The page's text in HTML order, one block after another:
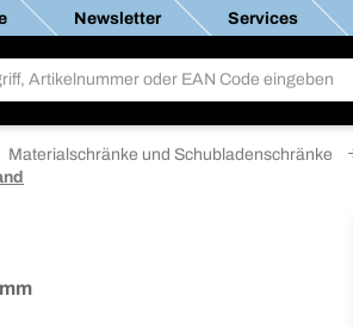
Newsletter Services
Materialschränke und Schubladenschränke